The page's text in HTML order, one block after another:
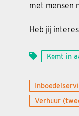
met mensen
Heb jij
Komt in
Verhuur